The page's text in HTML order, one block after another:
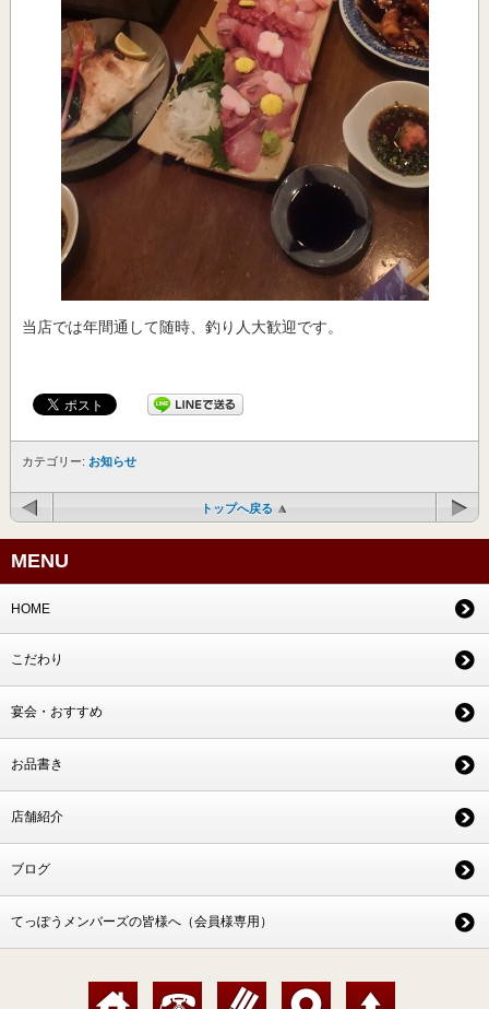
当店では年間通して随時、釣り人大歓迎です。
カテゴリー: お知らせ
トップへ戻る
MENU
HOME
こだわり
宴会・おすすめ
お品書き
店舗紹介
ブログ
てっぽうメンバーズの皆様へ（会員様専用）